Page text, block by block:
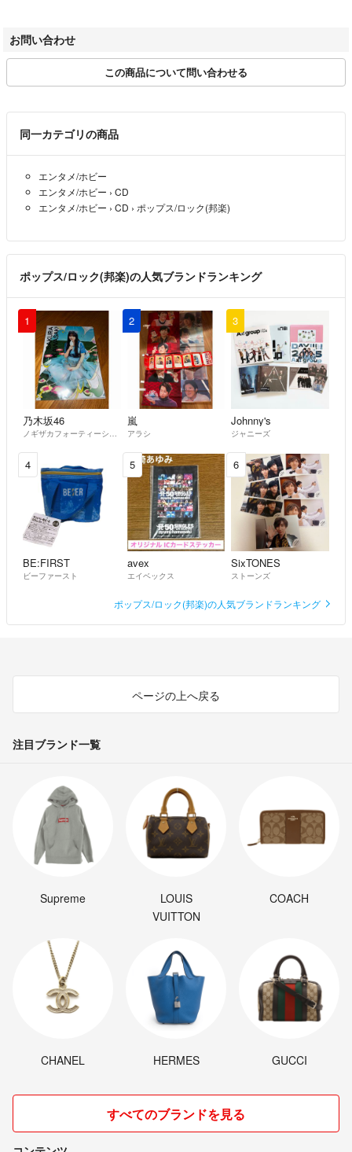
特典・プロダクトコード・ダウンロードコード等は付属していない場合
がございます。
商品名に「輸入版 / 海外版 / IMPORT 」と記載されている海外版ゲー
◆DVD・Blu-rayのご注意点
がございます。
商品名に「輸入版 / 海外版 / IMPORT 」と記載されている海外版DV
D・Blu-rayにつきましては
商品名に「レンタル落ち 」と記載されている商品につきましては
ディスクやジャケットに管理シールが貼付されています。
視聴に支障の無い程度の傷やジャケットに傷み（色褪せ・破れ・汚れ・
濡れ痕等）が見られる場合がありますので予めご了承ください。
◆トレーディングカードのご注意点
当店での「良い」表記のトレーディングカードはプレイ用でございま
す。
中古買取り品の為、細かなキズ・白欠け・多少の使用感がございますの
でご了承下さいませ。
こちらのアカウントはラクマ公式パートナーの株式会社ＩＩＮＥＸによ
って運営されています。
▼特商法https://fril.jp/ts/official/law/iin/
▼返品特約
https://fril.jp/ts/official/law/iin/#return_policy
お問い合わせ
この商品について問い合わせる
同一カテゴリの商品
エンタメ/ホビー
エンタメ/ホビー › CD
エンタメ/ホビー › CD › ポップス/ロック(邦楽)
ポップス/ロック(邦楽)の人気ブランドランキング
1
乃木坂46
2
嵐
アラシ
3
Johnny's
ジャニーズ
4
BE:FIRST
ビーファースト
5
avex
エイベックス
6
SixTONES
ストーンズ
ポップス/ロック(邦楽)の人気ブランドランキング
ページの上へ戻る
注目ブランド一覧
Supreme
LOUIS
VUITTON
COACH
CHANEL HERMES GUCCI
すべてのブランドを見る